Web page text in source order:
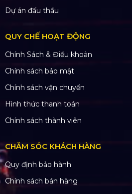
Dự án đấu thầu
QUY CHẾ HOẠT ĐỘNG
Chính Sách & Điều khoản
Chính sách bảo mật
Chính sách vận chuyển
Hình thức thanh toán
Chính sách thành viên
CHĂM SÓC KHÁCH HÀNG
Quy định bảo hành
Chính sách bán hàng